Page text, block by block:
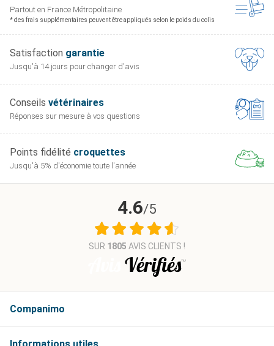
Partout en France Métropolitaine
* des frais supplémentaires peuvent être appliqués selon le poids du colis
Satisfaction garantie
Jusqu'à 14 jours pour changer d'avis
Conseils vétérinaires
Réponses sur mesure à vos questions
Points fidélité croquettes
Jusqu'à 5% d'économie toute l'année
Companimo
Informations
4.6/5
SUR 1805 AVIS CLIENTS !